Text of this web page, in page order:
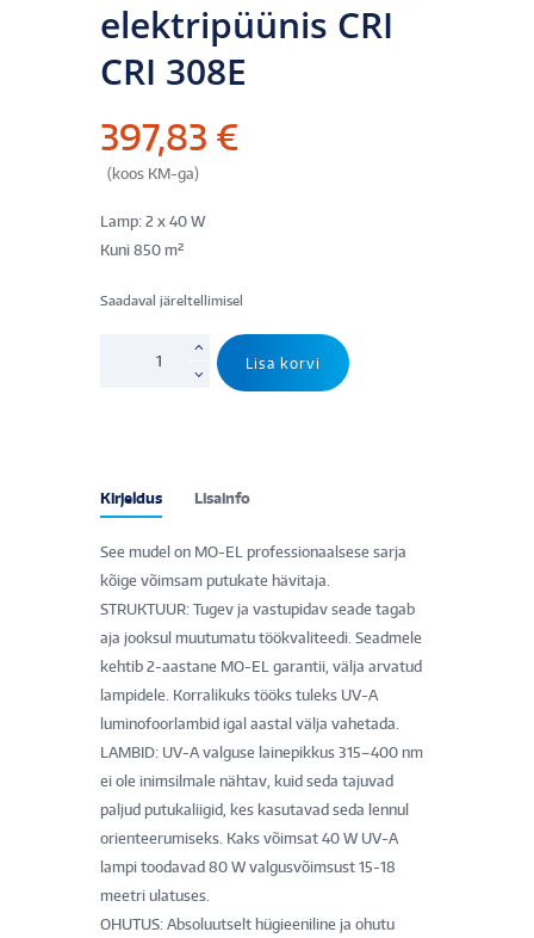
elektripüünis CRI
CRI 308E
397,83 €
(koos KM-ga)
Lamp: 2 x 40 W
Kuni 850 m²
Saadaval järeltellimisel
CRI
308E
kogus
Lisa korvi
Kirjeldus Lisainfo
See mudel on MO-EL professionaalsese sarja
kõige võimsam putukate hävitaja.
STRUKTUUR: Tugev ja vastupidav seade tagab
aja jooksul muutumatu töökvaliteedi. Seadmele
kehtib 2-aastane MO-EL garantii, välja arvatud
lampidele. Korralikuks tööks tuleks UV-A
luminofoorlambid igal aastal välja vahetada.
LAMBID: UV-A valguse lainepikkus 315–400 nm
ei ole inimsilmale nähtav, kuid seda tajuvad
paljud putukaliigid, kes kasutavad seda lennul
orienteerumiseks. Kaks võimsat 40 W UV-A
lampi toodavad 80 W valgusvõimsust 15-18
meetri ulatuses.
OHUTUS: Absoluutselt hügieeniline ja ohutu